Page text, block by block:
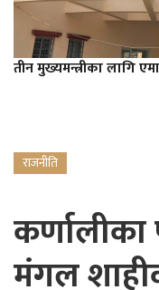
तीन मुख्यमन्त्रीका लागि
राजनीति
कर्णालीका
मंगल